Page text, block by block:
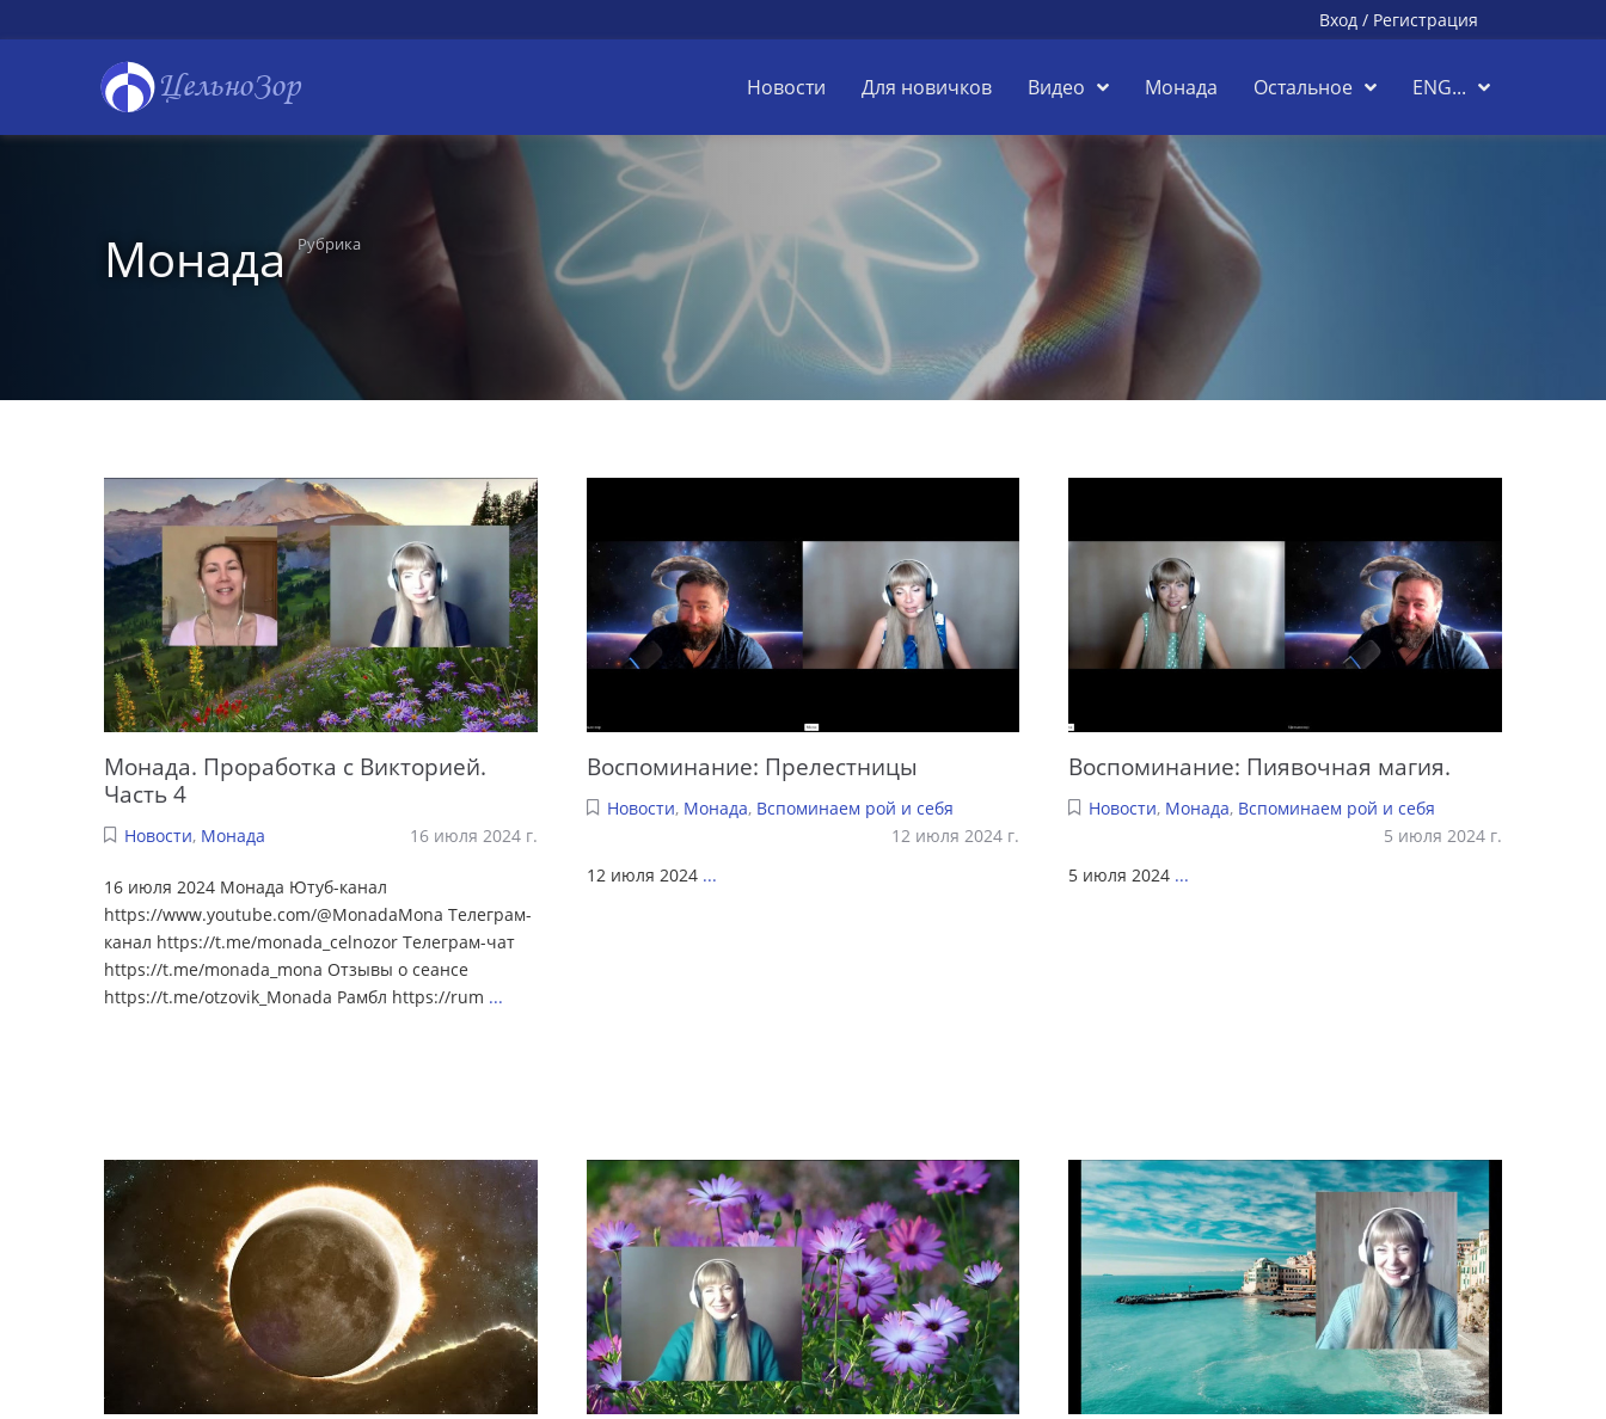
Вход / Регистрация
ЦельноЗор Новости Для новичков Видео Монада Остальное ENG...
МонадаРубрика
Монада. Проработка с Викторией.
Часть 4
Новости, Монада 16 июля 2024 г.
16 июля 2024 Монада Ютуб-канал
https://www.youtube.com/@MonadaMona Телеграм-
канал https://t.me/monada_celnozor Телеграм-чат
https://t.me/monada_mona Отзывы о сеансе
https://t.me/otzovik_Monada Рамбл https://rum ...
Воспоминание: Прелестницы
Новости, Монада, Вспоминаем рой и себя
12 июля 2024 г.
12 июля 2024 ...
Воспоминание: Пиявочная магия.
Новости, Монада, Вспоминаем рой и себя
5 июля 2024 г.
5 июля 2024 ...